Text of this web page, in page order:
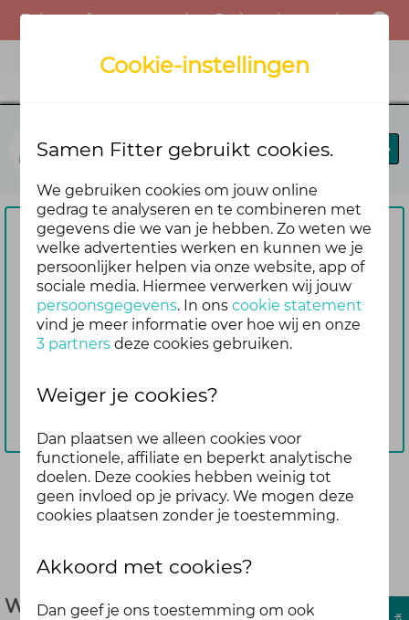
Fit in je vel
Om te reageren vragen we je
eerst om in te loggen
Nog geen account? Maak er dan
gemakkelijk en snel één aan. Dan blijf je
ook automatisch op de hoogte van de
Inloggen
Deel
Welkom bij Fit in je vel - Stel jezelf voor
Cookie-instellingen
Samen Fitter gebruikt cookies.
We gebruiken cookies om jouw online
gedrag te analyseren en te combineren met
gegevens die we van je hebben. Zo weten we
welke advertenties werken en kunnen we je
persoonlijker helpen via onze website, app of
sociale media. Hiermee verwerken wij jouw
persoonsgegevens. In onscookie statement
vind je meer informatie over hoe wij en onze
3 partners deze cookies gebruiken.
Weiger je cookies?
Dan plaatsen we alleen cookies voor
functionele, affiliate en beperkt analytische
doelen. Deze cookies hebben weinig tot
geen invloed op je privacy. We mogen deze
cookies plaatsen zonder je toestemming.
Akkoord met cookies?
Dan geef je ons toestemming om ook
Er is een fout opgetreden. Probeer het opnieuw of neem contact op met de beheerder.